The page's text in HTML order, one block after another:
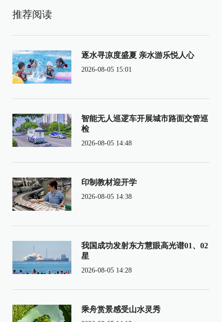
推荐阅读
逐水寻凉度盛夏 亲水游乐悦人心
2026-08-05 15:01
智能无人巡逻车开展城市路面交管巡
检
2026-08-05 14:48
印制教材迎开学
2026-08-05 14:38
我国成功发射东方慧眼高光谱01、02
星
2026-08-05 14:28
乘舟赏景感受山水灵秀